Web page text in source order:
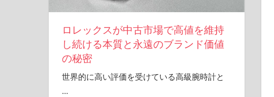
ロレックスが中古市場で高値を維持
し続ける本質と永遠のブランド価値
の秘密
世界的に高い評価を受けている高級腕時計と
…